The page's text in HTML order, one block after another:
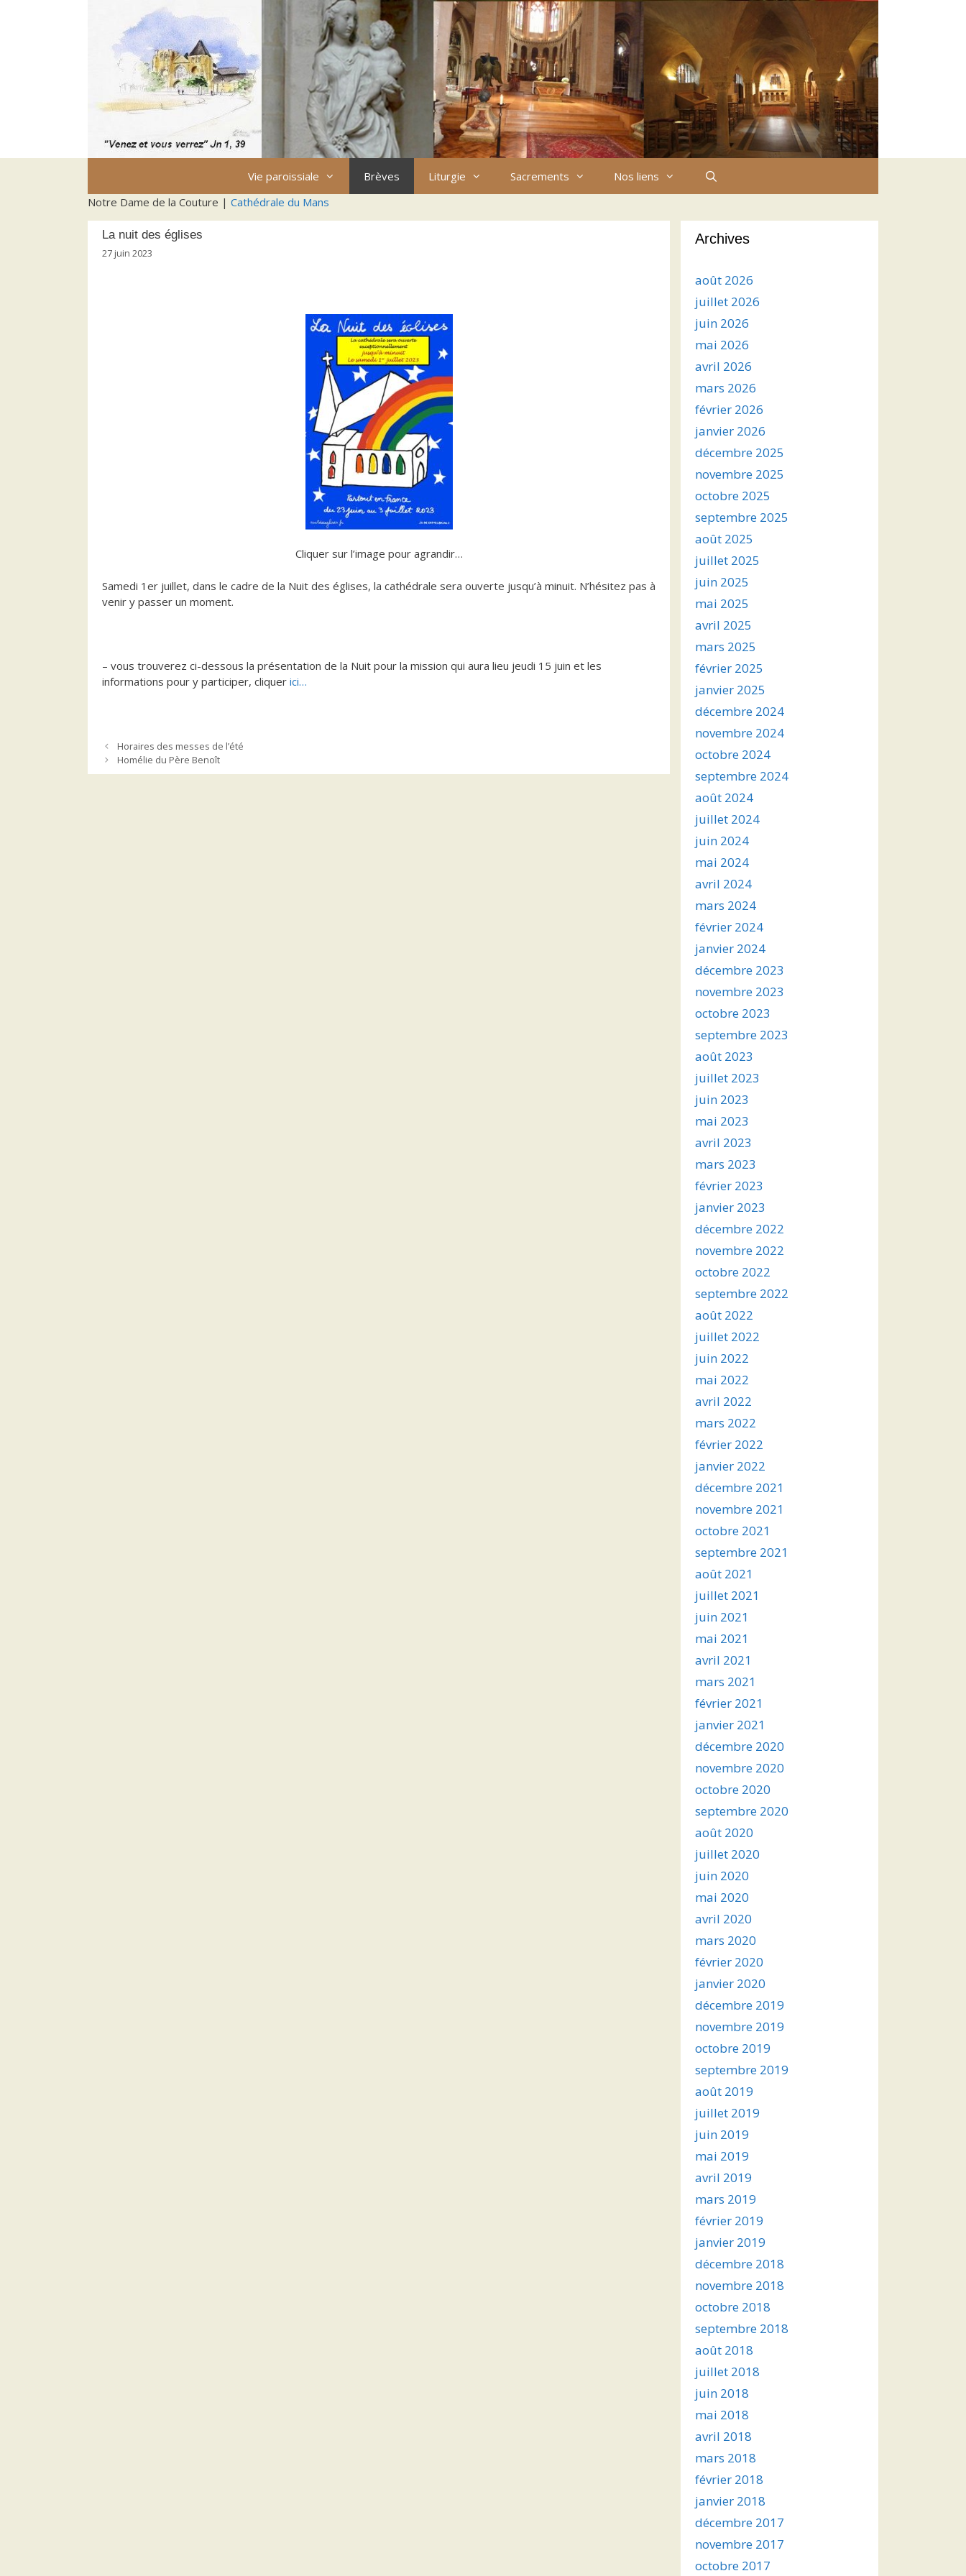
Vie paroissiale Brèves Liturgie Sacrements
Nos liens
Notre Dame de la Couture | Cathédrale du Mans
La nuit des églises
27 juin 2023
Cliquer sur l’image pour agrandir…
Samedi 1er juillet, dans le cadre de la Nuit des églises, la cathédrale sera ouverte jusqu’à minuit. N’hésitez pas à
venir y passer un moment.
– vous trouverez ci-dessous la présentation de la Nuit pour la mission qui aura lieu jeudi 15 juin et les
informations pour y participer, cliquer ici…
Horaires des messes de l’été
Homélie du Père Benoît
Archives
août 2026
juillet 2026
juin 2026
mai 2026
avril 2026
mars 2026
février 2026
janvier 2026
décembre 2025
novembre 2025
octobre 2025
septembre 2025
août 2025
juillet 2025
juin 2025
mai 2025
avril 2025
mars 2025
février 2025
janvier 2025
décembre 2024
novembre 2024
octobre 2024
septembre 2024
août 2024
juillet 2024
juin 2024
mai 2024
avril 2024
mars 2024
février 2024
janvier 2024
décembre 2023
novembre 2023
octobre 2023
septembre 2023
août 2023
juillet 2023
juin 2023
mai 2023
avril 2023
mars 2023
février 2023
janvier 2023
décembre 2022
novembre 2022
octobre 2022
septembre 2022
août 2022
juillet 2022
juin 2022
mai 2022
avril 2022
mars 2022
février 2022
janvier 2022
décembre 2021
novembre 2021
octobre 2021
septembre 2021
août 2021
juillet 2021
juin 2021
mai 2021
avril 2021
mars 2021
février 2021
janvier 2021
décembre 2020
novembre 2020
octobre 2020
septembre 2020
août 2020
juillet 2020
juin 2020
mai 2020
avril 2020
mars 2020
février 2020
janvier 2020
décembre 2019
novembre 2019
octobre 2019
septembre 2019
août 2019
juillet 2019
juin 2019
mai 2019
avril 2019
mars 2019
février 2019
janvier 2019
décembre 2018
novembre 2018
octobre 2018
septembre 2018
août 2018
juillet 2018
juin 2018
mai 2018
avril 2018
mars 2018
février 2018
janvier 2018
décembre 2017
novembre 2017
octobre 2017